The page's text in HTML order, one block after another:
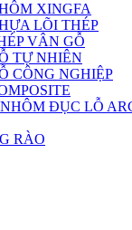
XINGFA
LÕI THÉP
VÂN GỖ
TỰ NHIÊN
CÔNG NGHIỆP
ĐỤC LỖ
RÀO